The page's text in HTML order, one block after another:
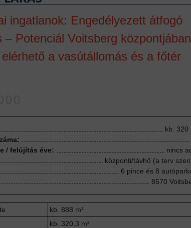
ingatlanok: Engedélyezett átfogó
– Potenciál Voitsberg
a vasútállomás és a főtér
kb. 320
/ felújítás éve:
nincs
központi/távhő (a terv
6 pince és 8
8570
kb. 888 m²
kb. 320,3 m²